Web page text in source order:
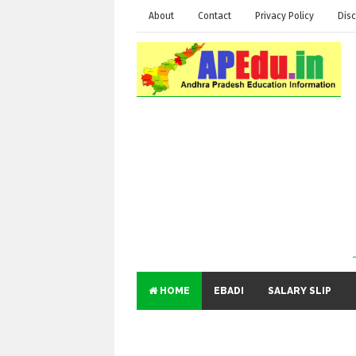
About Contact Privacy Policy
HOME EBADI SALARY SLIP